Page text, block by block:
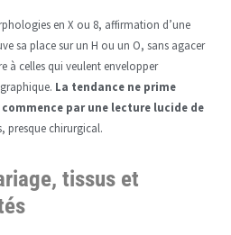
en X ou 8, affirmation d’une
sa place sur un H ou un O, sans agacer
à celles qui veulent envelopper
La tendance ne prime
par une lecture lucide de
presque chirurgical.
tissus et